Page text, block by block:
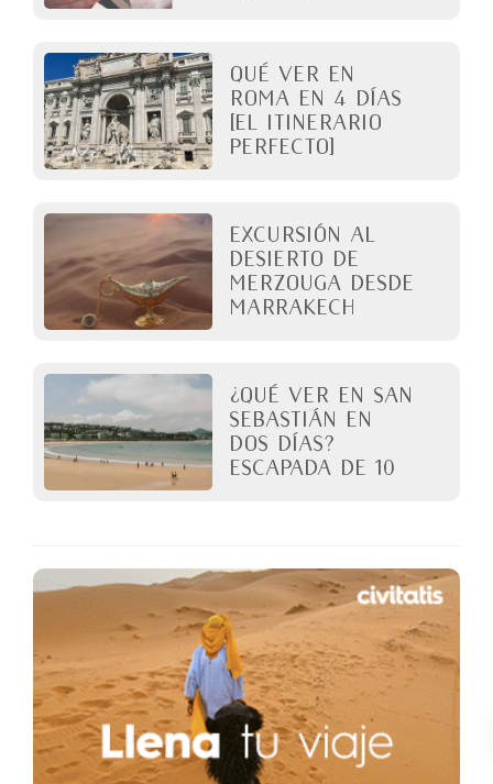
QUÉ VER EN
ROMA en 4 días
[El itinerario
perfecto]
Excursión al
desierto de
Merzouga desde
Marrakech
¿Qué ver en San
Sebastián en
dos días?
Escapada de 10